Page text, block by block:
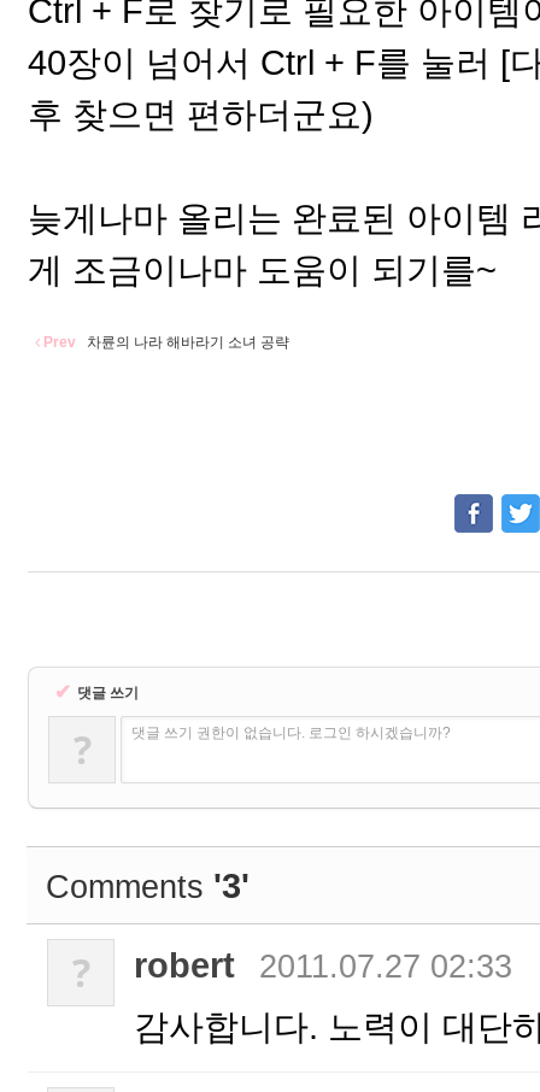
Ctrl + F로 찾기로 필요한 아이
40장이 넘어서 Ctrl + F를 눌러 [
후 찾으면 편하더군요)
늦게나마 올리는 완료된 아이템
게 조금이나마 도움이 되기를~
Prev 차륜의 나라 해바라기 소녀 공략
✔ 댓글 쓰기
? 댓글 쓰기 권한이 없습니다. 로그인 하시겠습니까?
Comments '3'
? robert 2011.07.27 02:33
감사합니다. 노력이 대단